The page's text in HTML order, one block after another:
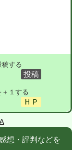
する
１する
想・評判などを